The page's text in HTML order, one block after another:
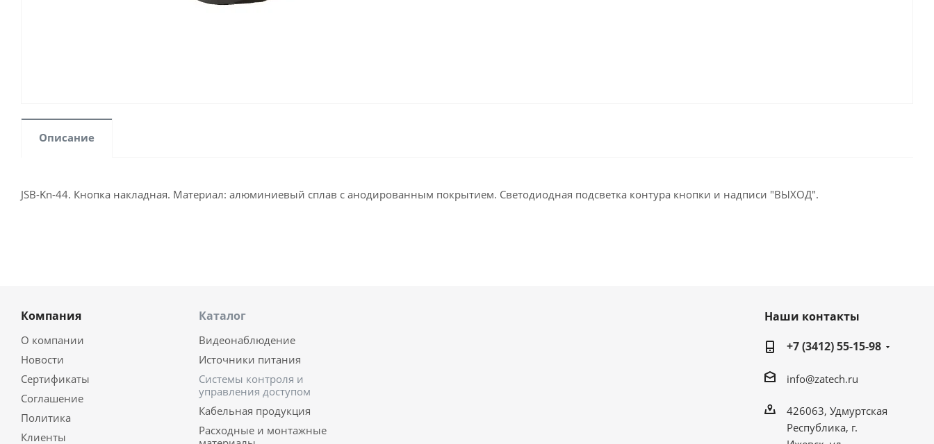
Описание
JSB-Kn-44. Кнопка накладная. Материал: алюминиевый сплав с анодированным покрытием. Светодиодная подсветка контура кнопки и надписи "ВЫХОД".
Компания
О компании
Новости
Сертификаты
Соглашение
Политика
Клиенты
Каталог
Видеонаблюдение
Источники питания
Системы контроля и
управления доступом
Кабельная продукция
Расходные и монтажные
Наши контакты
+7 (3412) 55-15-98
info@zatech.ru
426063, Удмуртская
Республика, г.